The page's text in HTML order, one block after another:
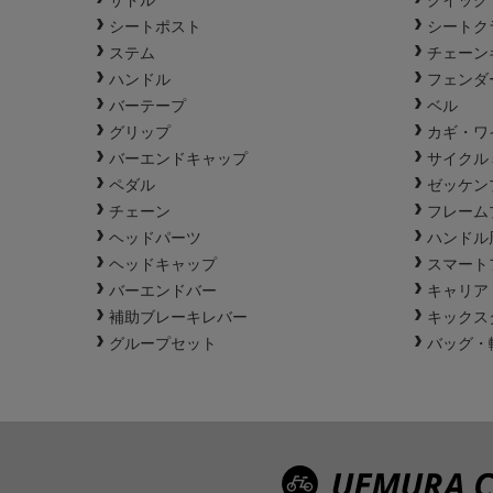
シートポスト
ステム
ハンドル
バーテープ
グリップ
バーエンドキャップ
ペダル
チェーン
ヘッドパーツ
ヘッドキャップ
バーエンドバー
補助ブレーキレバー
グループセット
シートク
チェー
フェンダ
ベル
カギ・
サイクル
ゼッケ
フレー
ハンドル
スマー
キャリア
キックス
バッグ・